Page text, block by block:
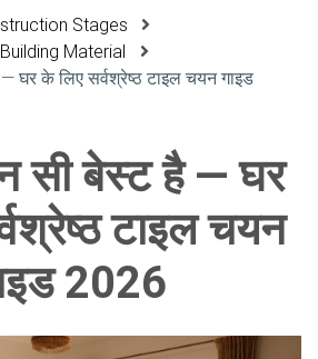
Stages
Material
घर के लिए सर्वश्रेष्ठ टाइल चयन गाइड
सी बेस्ट है — घर
टाइल चयन
2026